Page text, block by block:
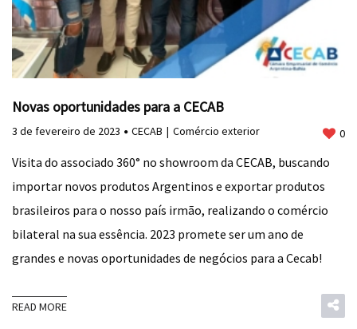
Novas oportunidades para a CECAB
3 de fevereiro de 2023 CECAB Comércio exterior 0
Visita do associado 360° no showroom da CECAB, buscando
importar novos produtos Argentinos e exportar produtos
brasileiros para o nosso país irmão, realizando o comércio
bilateral na sua essência. 2023 promete ser um ano de
grandes e novas oportunidades de negócios para a Cecab!
READ MORE